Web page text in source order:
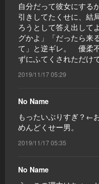
自分だって彼女にする
引きしてたくせに、結
ろうとして答え出して
グかよ」「だったら来
て」と逆ギレ。 優柔
ずにふてくされただけ
2019/11/17 05:29
No Name
もったいぶりすぎ？←
めんどくせー男。
2019/11/17 05:35
No Name